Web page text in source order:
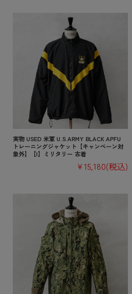
実物 USED 米軍 U.S.ARMY BLACK APFU
トレーニングジャケット【キャンペーン対
象外】【I】ミリタリー 古着
¥15,180(税込)